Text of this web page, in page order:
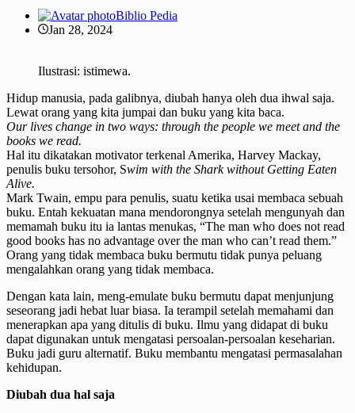
Biblio Pedia
Jan 28, 2024
Ilustrasi: istimewa.
Hidup manusia, pada galibnya, diubah hanya oleh dua ihwal saja.
Lewat orang yang kita jumpai dan buku yang kita baca.
Our lives change in two ways: through the people we meet and the
books we read.
Hal itu dikatakan motivator terkenal Amerika, Harvey Mackay,
penulis buku tersohor, Swim with the Shark without Getting Eaten
Alive.
Mark Twain, empu para penulis, suatu ketika usai membaca sebuah
buku. Entah kekuatan mana mendorongnya setelah mengunyah dan
memamah buku itu ia lantas menukas, “The man who does not read
good books has no advantage over the man who can’t read them.”
Orang yang tidak membaca buku bermutu tidak punya peluang
mengalahkan orang yang tidak membaca.
Dengan kata lain, meng-emulate buku bermutu dapat menjunjung
seseorang jadi hebat luar biasa. Ia terampil setelah memahami dan
menerapkan apa yang ditulis di buku. Ilmu yang didapat di buku
dapat digunakan untuk mengatasi persoalan-persoalan keseharian.
Buku jadi guru alternatif. Buku membantu mengatasi permasalahan
kehidupan.
Diubah dua hal saja